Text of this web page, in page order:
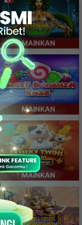
MAINKAN
MAINKAN
MAINKAN